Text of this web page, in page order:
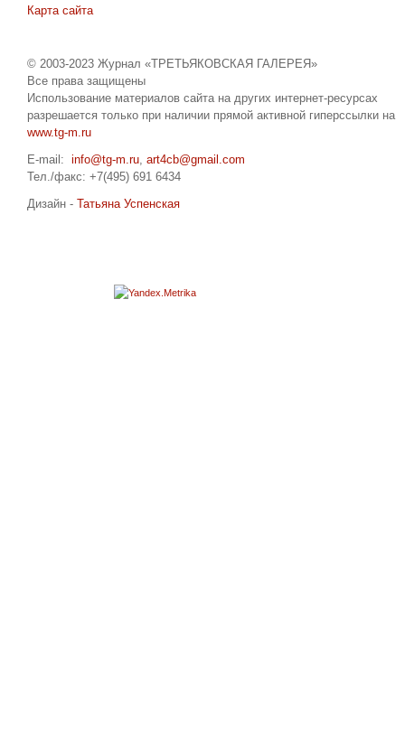
Карта сайта
© 2003-2023 Журнал «ТРЕТЬЯКОВСКАЯ ГАЛЕРЕЯ»
Все права защищены
Использование материалов сайта на других интернет-ресурсах
разрешается только при наличии прямой активной гиперссылки на
www.tg-m.ru
E-mail: info@tg-m.ru, art4cb@gmail.com
Тел./факс: +7(495) 691 6434
Дизайн - Татьяна Успенская